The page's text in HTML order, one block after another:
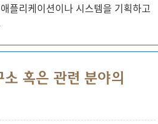
플리케이션이나 시스템을 기획하고
혹은 관련 분야의